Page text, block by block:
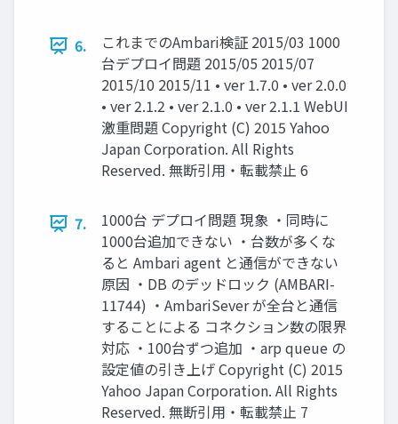
6.
これまでのAmbari検証 2015/03 1000
台デプロイ問題 2015/05 2015/07
2015/10 2015/11 • ver 1.7.0 • ver 2.0.0
• ver 2.1.2 • ver 2.1.0 • ver 2.1.1 WebUI
激重問題 Copyright (C) 2015 Yahoo
Japan Corporation. All Rights
Reserved. 無断引用・転載禁止 6
7.
1000台 デプロイ問題 現象 ・同時に
1000台追加できない ・台数が多くな
ると Ambari agent と通信ができない
原因 ・DB のデッドロック (AMBARI-
11744) ・AmbariSever が全台と通信
することによる コネクション数の限界
対応 ・100台ずつ追加 ・arp queue の
設定値の引き上げ Copyright (C) 2015
Yahoo Japan Corporation. All Rights
Reserved. 無断引用・転載禁止 7